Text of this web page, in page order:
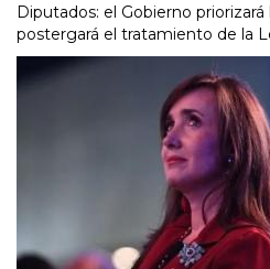
Diputados: el Gobierno
postergará el tratamiento de la